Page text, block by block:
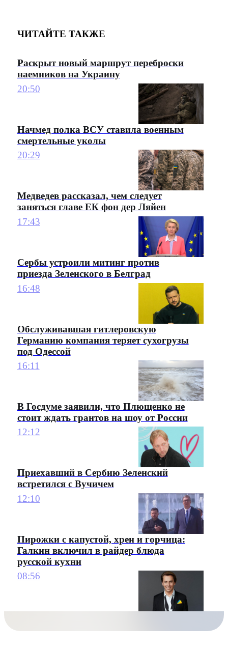
ЧИТАЙТЕ ТАКЖЕ
Раскрыт новый маршрут переброски
наемников на Украину
20:50
Начмед полка ВСУ ставила военным
смертельные уколы
20:29
Медведев рассказал, чем следует
заняться главе ЕК фон дер Ляйен
17:43
Сербы устроили митинг против
приезда Зеленского в Белград
16:48
Обслуживавшая гитлеровскую
Германию компания теряет сухогрузы
под Одессой
16:11
В Госдуме заявили, что Плющенко не
стоит ждать грантов на шоу от России
12:12
Приехавший в Сербию Зеленский
встретился с Вучичем
12:10
Пирожки с капустой, хрен и горчица:
Галкин включил в райдер блюда
русской кухни
08:56